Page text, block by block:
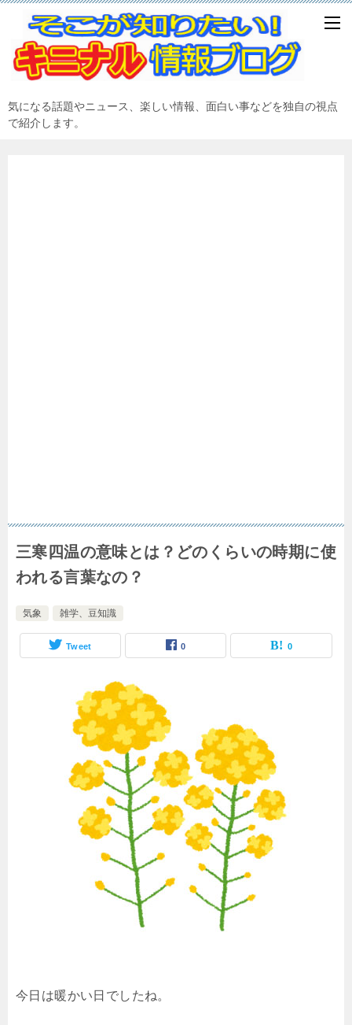
気になる話題やニュース、楽しい情報、面白い事などを独自の視点
で紹介します。
三寒四温の意味とは？どのくらいの時期に使
われる言葉なの？
気象 雑学、豆知識
Tweet 0 0
今日は暖かい日でしたね。